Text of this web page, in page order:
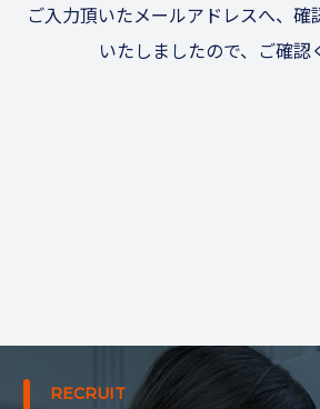
ご入力頂いたメールアドレスへ、
いたしましたので、ご確認
RECRUIT